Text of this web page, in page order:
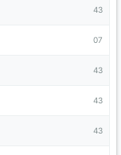
43
07
43
43
43